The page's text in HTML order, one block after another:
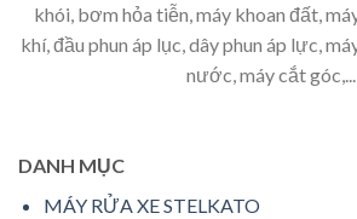
khói, bơm hỏa tiễn, máy khoan đất,
khí, đầu phun áp lục, dây phun áp lực,
nước, máy cắt góc,...
DANH MỤC
MÁY RỬA XE STELKATO